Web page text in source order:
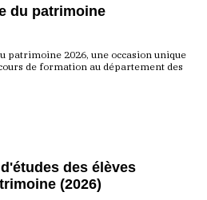
du patrimoine
patrimoine 2026, une occasion unique
de formation au département des
des élèves
(2026)